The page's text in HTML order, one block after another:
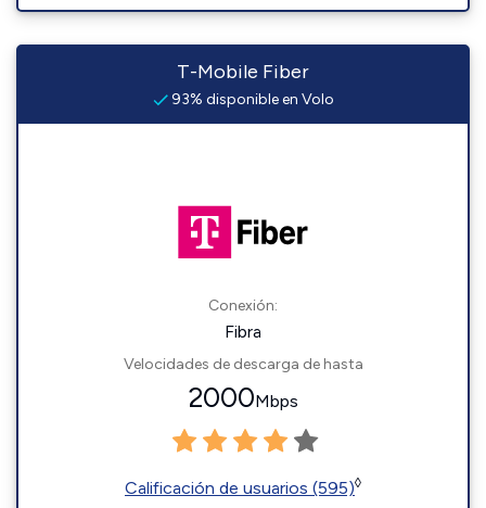
T-Mobile Fiber
93% disponible en Volo
Conexión:
Fibra
Velocidades de descarga de hasta
2000Mbps
Calificación de usuarios (595)◊